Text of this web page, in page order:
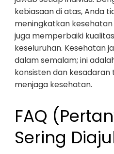
kebiasaan di atas, Anda
meningkatkan
juga memperbaiki
keseluruhan. Kesehatan
dalam semalam; ini
konsisten dan
menjaga kesehatan.
FAQ
Sering